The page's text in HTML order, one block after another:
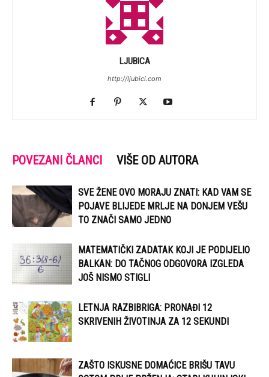
LJUBICA
http://ljubici.com
POVEZANI ČLANCI VIŠE OD AUTORA
SVE ŽENE OVO MORAJU ZNATI: KAD VAM SE
POJAVE BLIJEDE MRLJE NA DONJEM VEŠU
TO ZNAČI SAMO JEDNO
MATEMATIČKI ZADATAK KOJI JE PODIJELIO
BALKAN: DO TAČNOG ODGOVORA IZGLEDA
JOŠ NISMO STIGLI
LETNJA RAZBIBRIGA: PRONAĐI 12
SKRIVENIH ŽIVOTINJA ZA 12 SEKUNDI
ZAŠTO ISKUSNE DOMAĆICE BRIŠU TAVU